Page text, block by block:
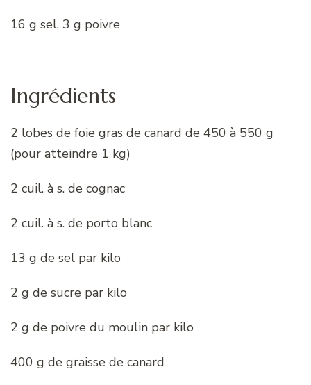
16 g sel, 3 g poivre
Ingrédients
2 lobes de foie gras de canard de 450 à 550 g
(pour atteindre 1 kg)
2 cuil. à s. de cognac
2 cuil. à s. de porto blanc
13 g de sel par kilo
2 g de sucre par kilo
2 g de poivre du moulin par kilo
400 g de graisse de canard